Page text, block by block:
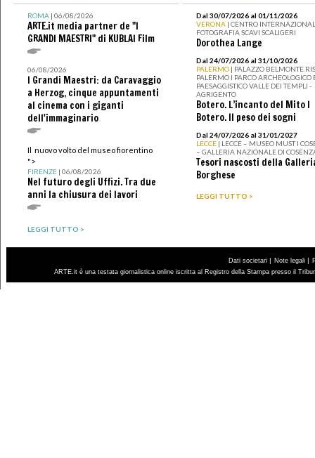
ROMA| 06/08/2026
ARTE.it media partner de "I
GRANDI MAESTRI" di KUBLAI Film
06/08/2026
I Grandi Maestri: da Caravaggio
a Herzog, cinque appuntamenti
al cinema con i giganti
dell'immaginario
Il nuovo volto del museo fiorentino
">
FIRENZE| 06/08/2026
Nel futuro degli Uffizi. Tra due
anni la chiusura dei lavori
LEGGI TUTTO >
Dal 30/07/2026 al 01/11/2026
VERONA | CENTRO
FOTOGRAFIA SCAVI SCALIGERI
Dorothea Lange
Dal 24/07/2026 al 31/10/2026
PALERMO | PALAZZO BELMONTE
PALERMO I PARCO ARCHEOLOGICO
PAESAGGISTICO VALLE DEI TEMPLI -
AGRIGENTO
Botero. L’incanto del Mito I
Botero. Il peso dei sogni
Dal 24/07/2026 al 31/01/2027
LECCE | LECCE – MUSEO MUST I
– GALLERIA NAZIONALE DI
Tesori nascosti della
Borghese
LEGGI TUTTO >
Dati societari | Note legali |
ARTE.it è una testata giornalistica online iscritta al Registro della Stampa presso il